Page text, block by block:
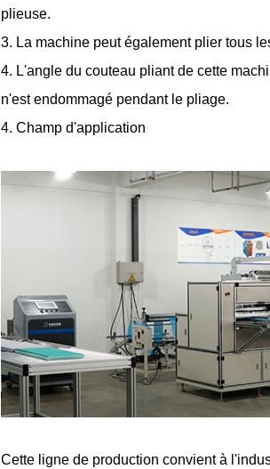
plieuse.
3. La machine peut également plier tous
4. L'angle du couteau pliant de cette
n'est endommagé pendant le pliage.
4. Champ d'application
Cette ligne de production convient à